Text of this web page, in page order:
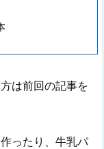
は前回の記事を
ったり、牛乳パ